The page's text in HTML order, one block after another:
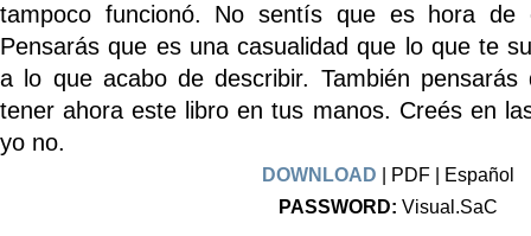
tampoco funcionó. No sentís que es hora de
Pensarás que es una casualidad que lo que te
a lo que acabo de describir. También pensarás
tener ahora este libro en tus manos. Creés en
yo no.
DOWNLOAD | PDF | Español
PASSWORD: Visual.SaC